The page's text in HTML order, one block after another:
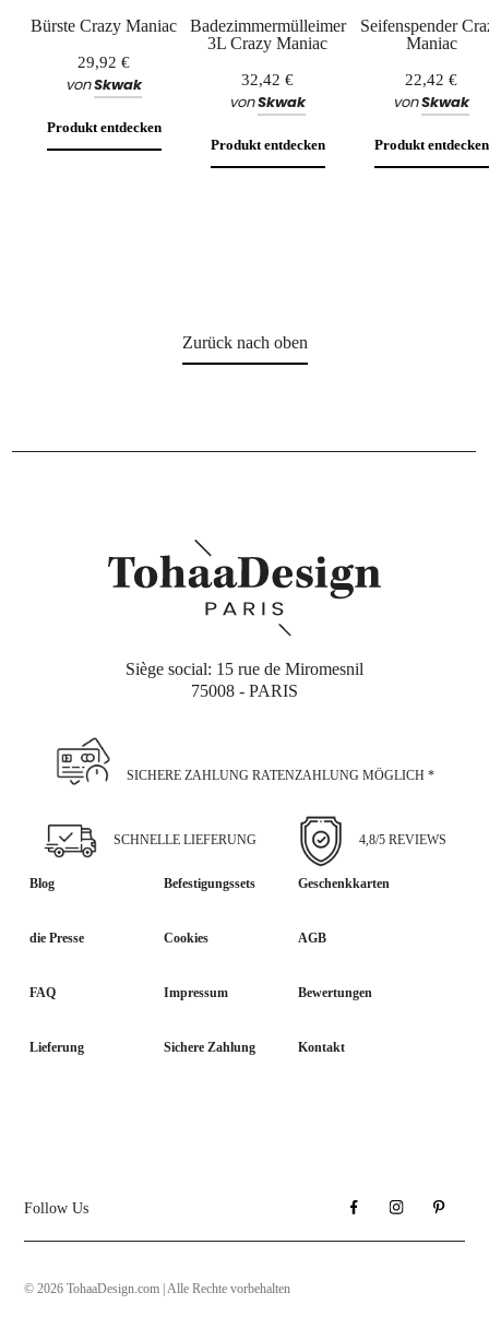
Bürste Crazy Maniac
29,92 €
vonSkwak
Produkt entdecken
Badezimmermülleimer
3L Crazy Maniac
32,42 €
vonSkwak
Produkt entdecken
Seifenspender
Maniac
22,42 €
vonSkwak
Produkt entdecken
Zurück nach oben
Siège social: 15 rue de Miromesnil
75008 - PARIS
SICHERE ZAHLUNG RATENZAHLUNG MÖGLICH *
SCHNELLE LIEFERUNG 4,8/5 REVIEWS
Blog Befestigungssets Geschenkkarten
die Presse Cookies AGB
FAQ Impressum Bewertungen
Lieferung Sichere Zahlung Kontakt
Follow Us
© 2026 TohaaDesign.com | Alle Rechte vorbehalten